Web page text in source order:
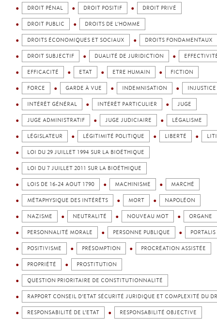
DROIT PÉNAL DROIT POSITIF DROIT PRIVÉ
DROIT PUBLIC DROITS DE L’HOMME
DROITS ÉCONOMIQUES ET SOCIAUX DROITS FONDAMENTAUX
DROIT SUBJECTIF DUALITÉ DE JURIDICTION
EFFICACITÉ ETAT ETRE HUMAIN FICTION
FORCE GARDE À VUE INDEMNISATION INJUSTICE
INTÉRÊT GÉNÉRAL INTÉRÊT PARTICULIER JUGE
JUGE ADMINISTRATIF JUGE JUDICIAIRE LÉGALISME
LÉGISLATEUR LÉGITIMITÉ POLITIQUE LIBERTÉ
LOI DU 29 JUILLET 1994 SUR LA BIOÉTHIQUE
LOI DU 7 JUILLET 2011 SUR LA BIOÉTHIQUE
LOIS DE 16-24 AOUT 1790 MACHINISME MARCHÉ
MÉTAPHYSIQUE DES INTÉRÊTS MORT NAPOLÉON
NAZISME NEUTRALITÉ NOUVEAU MOT ORGANE
PERSONNALITÉ MORALE PERSONNE PUBLIQUE PORTALIS
POSITIVISME PRÉSOMPTION PROCRÉATION ASSISTÉE
PROPRIÉTÉ PROSTITUTION
QUESTION PRIORITAIRE DE CONSTITUTIONNALITÉ
RAPPORT CONSEIL D’ETAT SÉCURITÉ JURIDIQUE ET COMPLEXITÉ DU
RESPONSABILITÉ DE L’ETAT RESPONSABILITÉ OBJECTIVE